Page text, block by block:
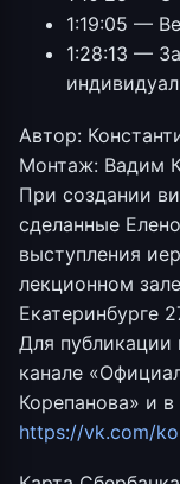
1:19:05 —
1:28:13 —
Автор:
Монтаж: Вадим
При создании
сделанные
выступления
лекционном
Екатеринбурге
Для
канале
Корепанова» и в
https://vk.com/